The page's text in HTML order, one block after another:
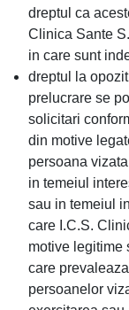
dreptul ca
Clinica Sante
in care sunt
dreptul la
prelucrare se
solicitari
din motive
persoana
in temeiul
sau in temeiul
care I.C.S.
motive legitime
care
persoanelor